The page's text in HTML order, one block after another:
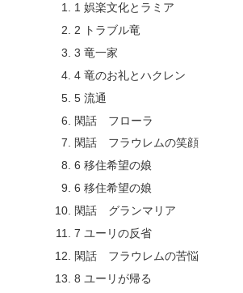
1 娯楽文化とラミア
2 トラブル竜
3 竜一家
4 竜のお礼とハクレン
5 流通
閑話 フローラ
閑話 フラウレムの笑顔
6 移住希望の娘
6 移住希望の娘
閑話 グランマリア
7 ユーリの反省
閑話 フラウレムの苦悩
8 ユーリが帰る